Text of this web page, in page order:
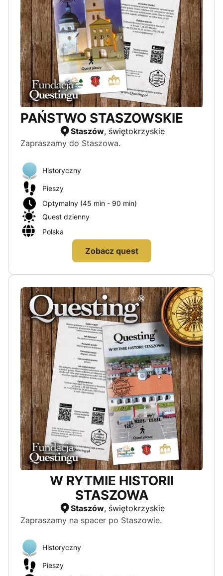
PAŃSTWO STASZOWSKIE
Staszów, świętokrzyskie
Zapraszamy do Staszowa.
Historyczny
Pieszy
Optymalny (45 min - 90 min)
Quest dzienny
Polska
Zobacz quest
W RYTMIE HISTORII
STASZOWA
Staszów, świętokrzyskie
Zapraszamy na spacer po Staszowie.
Historyczny
Pieszy